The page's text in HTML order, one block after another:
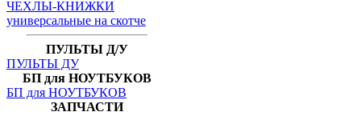
ЧЕХЛЫ-КНИЖКИ
универсальные на скотче
ПУЛЬТЫ Д/У
ПУЛЬТЫ ДУ
БП для НОУТБУКОВ
БП для НОУТБУКОВ
ЗАПЧАСТИ